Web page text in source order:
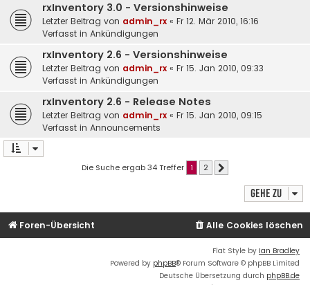
rxInventory 3.0 - Versionshinweise
Letzter Beitrag von admin_rx « Fr 12. Mär 2010, 16:16
Verfasst in Ankündigungen
rxInventory 2.6 - Versionshinweise
Letzter Beitrag von admin_rx « Fr 15. Jan 2010, 09:33
Verfasst in Ankündigungen
rxInventory 2.6 - Release Notes
Letzter Beitrag von admin_rx « Fr 15. Jan 2010, 09:15
Verfasst in Announcements
Die Suche ergab 34 Treffer 1 2
Gehe zu
Foren-Übersicht Alle Cookies löschen
Flat Style by Ian Bradley
Powered by phpBB® Forum Software © phpBB Limited
Deutsche Übersetzung durch phpBB.de